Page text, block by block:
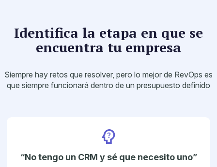
Identifica la etapa en que se
encuentra tu empresa
Siempre hay retos que resolver, pero lo mejor de RevOps es
que siempre funcionará dentro de un presupuesto definido
“No tengo un CRM y sé que necesito uno”